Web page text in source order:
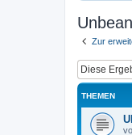
Zur
THEMEN